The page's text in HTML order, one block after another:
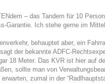
– das Tandem für 10
Garantie. Ich stehe gerne im
behauptet aber, ein
der bekannte ADFC-
18 Meter. Das KVR ist hier auf
sollte man von
zumal in der